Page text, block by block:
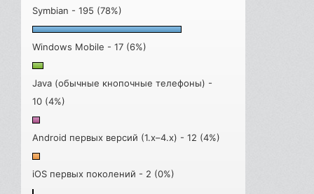
Symbian - 195 (78%)
Windows Mobile - 17 (6%)
Java (обычные кнопочные телефоны) -
10 (4%)
Android первых версий (1.x–4.x) - 12 (4%)
iOS первых поколений - 2 (0%)